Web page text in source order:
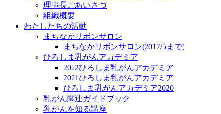
理事長ごあいさつ
組織概要
わたしたちの活動
まちなかリボンサロン
まちなかリボンサロン(2017/5まで)
ひろしま乳がんアカデミア
2022ひろしま乳がんアカデミア
2021ひろしま乳がんアカデミア
ひろしま乳がんアカデミア2020
乳がん関連ガイドブック
乳がんを知る講座